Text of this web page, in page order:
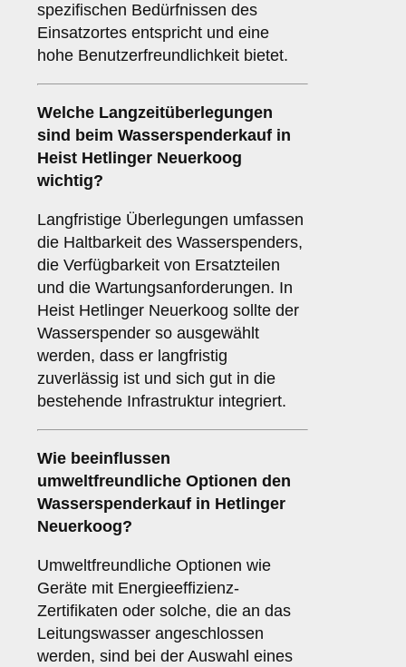
spezifischen Bedürfnissen des
Einsatzortes entspricht und eine
hohe Benutzerfreundlichkeit bietet.
Welche Langzeitüberlegungen
sind beim Wasserspenderkauf in
Heist Hetlinger Neuerkoog
wichtig?
Langfristige Überlegungen umfassen
die Haltbarkeit des Wasserspenders,
die Verfügbarkeit von Ersatzteilen
und die Wartungsanforderungen. In
Heist Hetlinger Neuerkoog sollte der
Wasserspender so ausgewählt
werden, dass er langfristig
zuverlässig ist und sich gut in die
bestehende Infrastruktur integriert.
Wie beeinflussen
umweltfreundliche Optionen den
Wasserspenderkauf in Hetlinger
Neuerkoog?
Umweltfreundliche Optionen wie
Geräte mit Energieeffizienz-
Zertifikaten oder solche, die an das
Leitungswasser angeschlossen
werden, sind bei der Auswahl eines